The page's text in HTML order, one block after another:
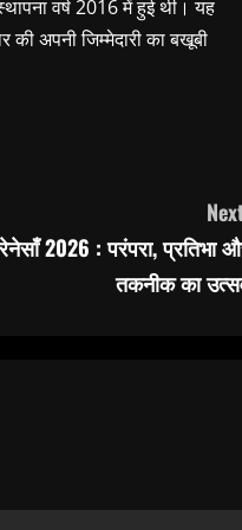
वर्ष 2016 में हुई थी। यह
अपनी जिम्मेदारी का बखूबी
2026 : परंपरा, प्रतिभा
तकनीक का